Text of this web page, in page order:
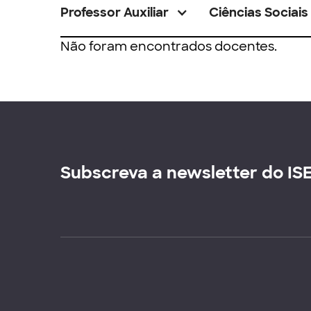
Professor Auxiliar Ciências Sociais
Não foram encontrados docentes.
Subscreva a newsletter do